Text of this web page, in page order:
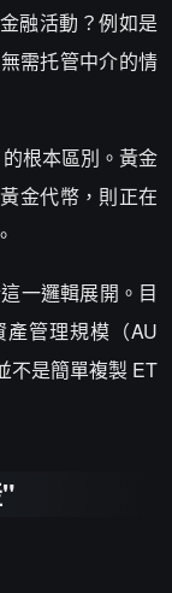
融活動？例如是
需托管中介的情
根本區別。黃金
金代幣，則正在
一邏輯展開。目
管理規模（AU
不是簡單複製 ET